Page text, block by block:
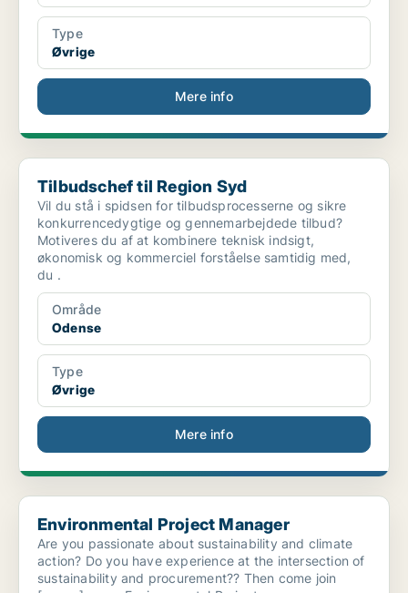
Type
Øvrige
Mere info
Tilbudschef til Region Syd
Tilbudschef til Region Syd
Vil du stå i spidsen for tilbudsprocesserne og sikre
konkurrencedygtige og gennemarbejdede tilbud?
Motiveres du af at kombinere teknisk indsigt,
økonomisk og kommerciel forståelse samtidig med,
du .
Område
Odense
Type
Øvrige
Mere info
Environmental Project Manager
Environmental Project Manager
Are you passionate about sustainability and climate
action? Do you have experience at the intersection of
sustainability and procurement?? Then come join